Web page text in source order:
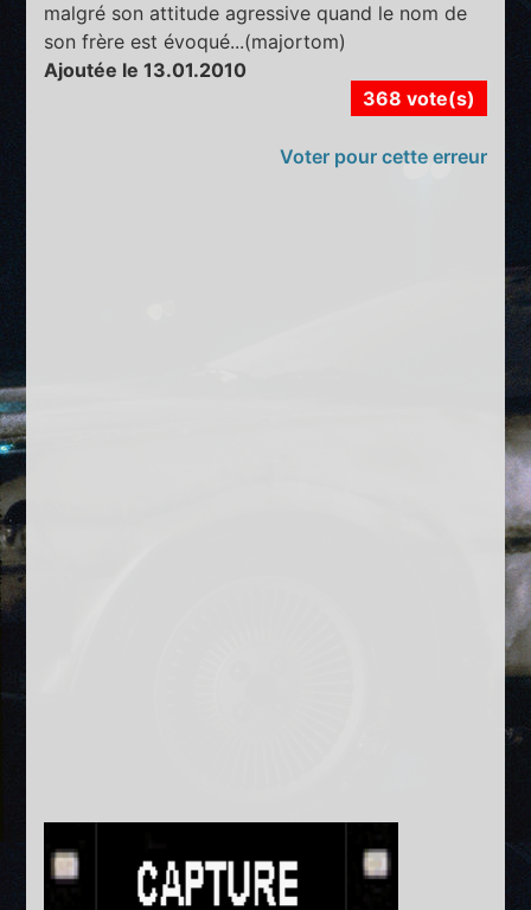
malgré son attitude agressive quand le nom de
son frère est évoqué...(majortom)
Ajoutée le 13.01.2010
368 vote(s)
Voter pour cette erreur